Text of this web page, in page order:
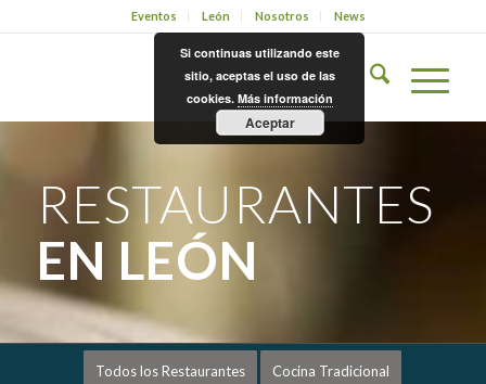
Eventos León Nosotros News
RESTAURANTES
EN LEÓN
Todos los Restaurantes Cocina Tradicional
Si continuas utilizando este
sitio, aceptas el uso de las
cookies. Más información
Aceptar